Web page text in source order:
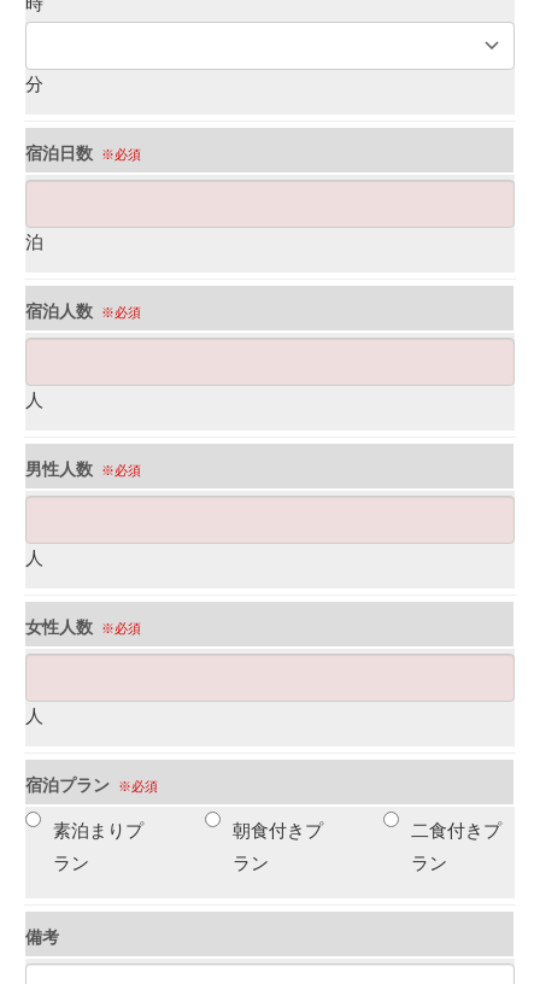
時
分
宿泊日数 ※必須
泊
宿泊人数 ※必須
人
男性人数 ※必須
人
女性人数 ※必須
人
宿泊プラン ※必須
素泊まりプ
ラン
朝食付きプ
ラン
二食付きプ
ラン
備考